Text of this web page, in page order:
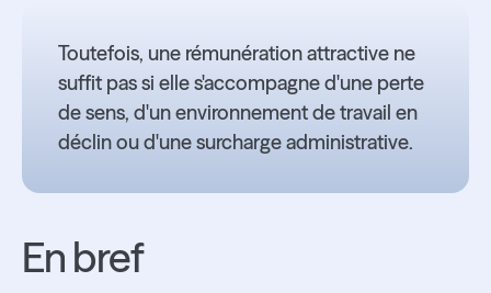
Toutefois, une rémunération attractive ne
suffit pas si elle s'accompagne d'une perte
de sens, d'un environnement de travail en
déclin ou d'une surcharge administrative.
En bref